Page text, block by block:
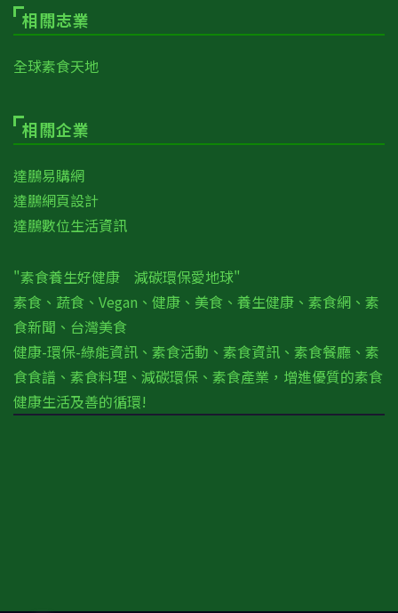
相關志業
全球素食天地
相關企業
達鵬易購網
達鵬網頁設計
達鵬數位生活資訊
"素食養生好健康 減碳環保愛地球"
素食、蔬食、Vegan、健康、美食、養生健康、素食網、素
食新聞、台灣美食
健康-環保-綠能資訊、素食活動、素食資訊、素食餐廳、素
食食譜、素食料理、減碳環保、素食產業，增進優質的素食
健康生活及善的循環!